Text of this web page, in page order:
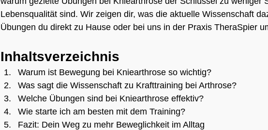
Lebensqualität sind. Wir zeigen dir, was die aktuelle Wissenschaft
Übungen du direkt zu Hause oder bei uns in der Praxis TheraSpier
Inhaltsverzeichnis
Warum ist Bewegung bei Kniearthrose so wichtig?
Was sagt die Wissenschaft zu Krafttraining bei Arthrose?
Welche Übungen sind bei Kniearthrose effektiv?
Wie starte ich am besten mit dem Training?
Fazit: Dein Weg zu mehr Beweglichkeit im Alltag